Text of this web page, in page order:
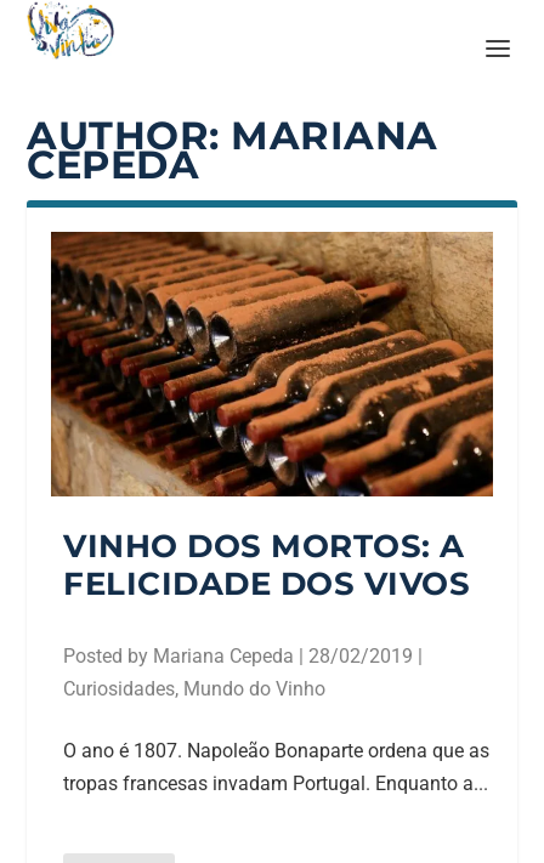
AUTHOR: MARIANA
CEPEDA
VINHO DOS MORTOS: A
FELICIDADE DOS VIVOS
Posted by Mariana Cepeda |28/02/2019 |
Curiosidades, Mundo do Vinho
O ano é 1807. Napoleão Bonaparte ordena que as
tropas francesas invadam Portugal. Enquanto a...